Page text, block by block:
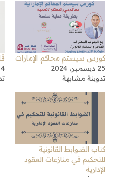
كورس سيستم محاكم الإمارات
25 ديسمبر، 2024
تدوينة مشابهة
4 نوفمبر، 2024
كتاب الضوابط القانونية
للتحكيم في منازعات العقود
الإدارية